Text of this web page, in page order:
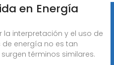
en Energía
la interpretación y el uso de
energía no es tan
términos similares.